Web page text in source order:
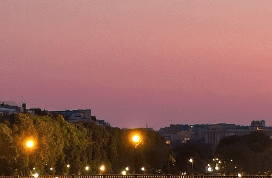
Our Association
Activities
Join us
?>
Images de la page d'accueil
Cliquez pour éditer